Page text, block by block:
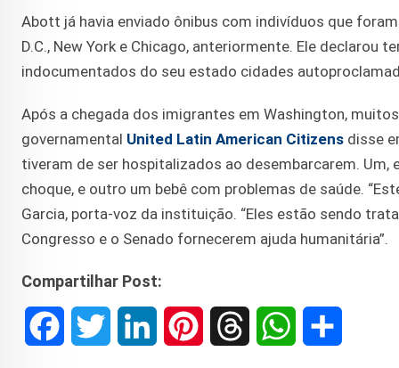
Abott já havia enviado ônibus com indivíduos que
D.C., New York e Chicago, anteriormente. Ele
indocumentados do seu estado cidades
Após a chegada dos imigrantes em Washington,
governamental United Latin American Citizens disse
tiveram de ser hospitalizados ao desembarcarem.
choque, e outro um bebê com problemas de saúde.
Garcia, porta-voz da instituição. “Eles estão sendo
Congresso e o Senado fornecerem ajuda humanitária”.
Compartilhar Post: